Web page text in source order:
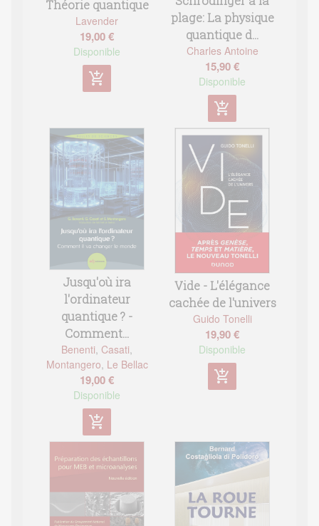
Théorie quantique
Lavender
19,00 €
Disponible
add_shopping_cart
plage: La physique
quantique d...
Charles Antoine
15,90 €
Disponible
add_shopping_cart
Jusqu'où ira
l'ordinateur
quantique ? -
Comment...
Benenti, Casati,
Montangero, Le Bellac
19,00 €
Disponible
add_shopping_cart
Vide - L'élégance
cachée de l'univers
Guido Tonelli
19,90 €
Disponible
add_shopping_cart